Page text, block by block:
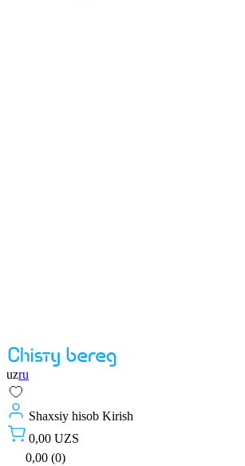
uzru
Shaxsiy hisob Kirish
0,00 UZS
0,00 (0)